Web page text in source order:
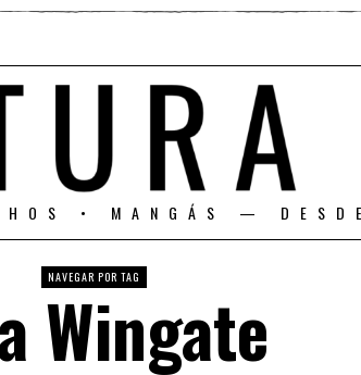
• MANGÁS —
NAVEGAR POR TAG
Wingate